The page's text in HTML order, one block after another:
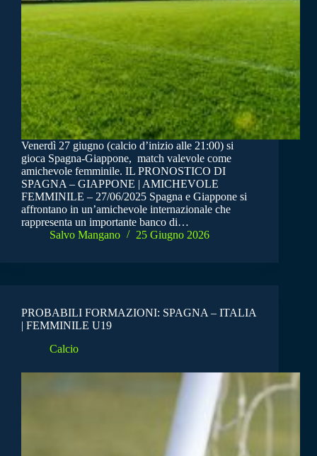
Venerdì 27 giugno (calcio d’inizio alle 21:00) si
gioca Spagna-Giappone, match valevole come
amichevole femminile. IL PRONOSTICO DI
SPAGNA – GIAPPONE | AMICHEVOLE
FEMMINILE – 27/06/2025 Spagna e Giappone si
affrontano in un’amichevole internazionale che
rappresenta un importante banco di…
Salvo Mangano
25 Giugno 2026
PROBABILI FORMAZIONI: SPAGNA – ITALIA
| FEMMINILE U19
Calcio